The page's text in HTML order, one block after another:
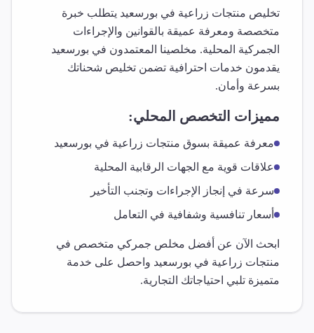
تخليص منتجات زراعية في بورسعيد يتطلب خبرة
متخصصة ومعرفة عميقة بالقوانين والإجراءات
الجمركية المحلية. مخلصينا المعتمدون في بورسعيد
يقدمون خدمات احترافية تضمن تخليص شحناتك
بسرعة وأمان.
مميزات التخصص المحلي:
معرفة عميقة بسوق منتجات زراعية في بورسعيد
علاقات قوية مع الجهات الرقابية المحلية
سرعة في إنجاز الإجراءات وتجنب التأخير
أسعار تنافسية وشفافية في التعامل
ابحث الآن عن أفضل مخلص جمركي متخصص في
منتجات زراعية في بورسعيد واحصل على خدمة
متميزة تلبي احتياجاتك التجارية.